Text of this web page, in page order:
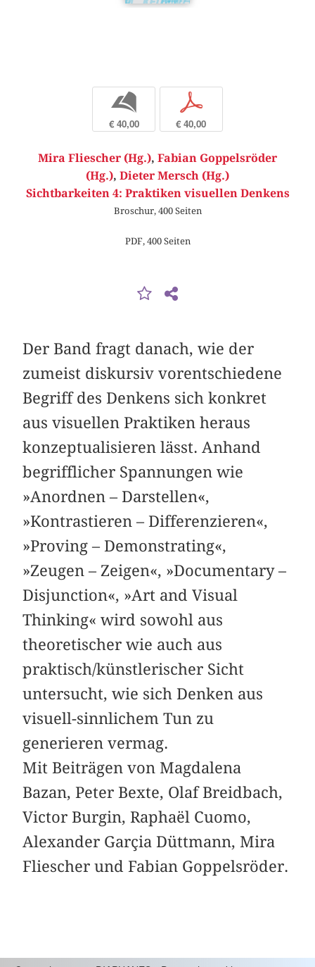
b
€ 40,00
p
€ 40,00
Mira Fliescher (Hg.), Fabian Goppelsröder
(Hg.), Dieter Mersch (Hg.)
Sichtbarkeiten 4: Praktiken visuellen Denkens
Broschur, 400 Seiten
PDF, 400 Seiten
Der Band fragt danach, wie der
zumeist diskursiv vorentschiedene
Begriff des Denkens sich konkret
aus visuellen Praktiken heraus
konzeptualisieren lässt. Anhand
begrifflicher Spannungen wie
»Anordnen – Darstellen«,
»Kontrastieren – Differenzieren«,
»Proving – Demonstrating«,
»Zeugen – Zeigen«, »Documentary –
Disjunction«, »Art and Visual
Thinking« wird sowohl aus
theoretischer wie auch aus
praktisch/künstlerischer Sicht
untersucht, wie sich Denken aus
visuell-sinnlichem Tun zu
generieren vermag.
Mit Beiträgen von Magdalena
Bazan, Peter Bexte, Olaf Breidbach,
Victor Burgin, Raphaël Cuomo,
Alexander Garçia Düttmann, Mira
Fliescher und Fabian Goppelsröder.